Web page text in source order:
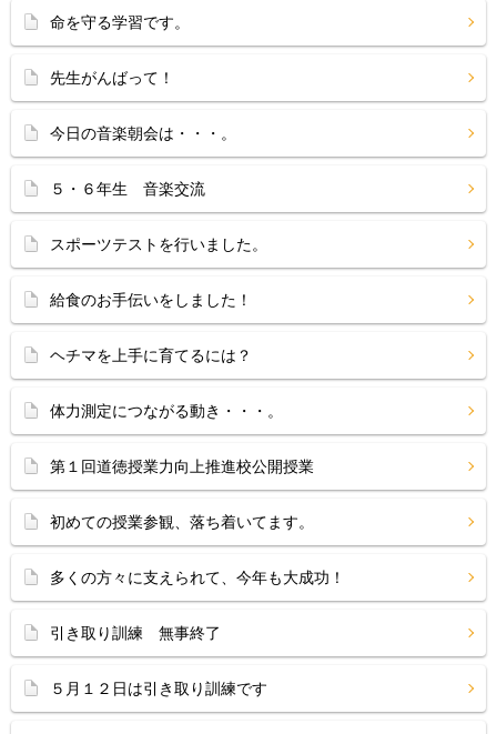
命を守る学習です。
先生がんばって！
今日の音楽朝会は・・・。
５・６年生 音楽交流
スポーツテストを行いました。
給食のお手伝いをしました！
ヘチマを上手に育てるには？
体力測定につながる動き・・・。
第１回道徳授業力向上推進校公開授業
初めての授業参観、落ち着いてます。
多くの方々に支えられて、今年も大成功！
引き取り訓練 無事終了
５月１２日は引き取り訓練です